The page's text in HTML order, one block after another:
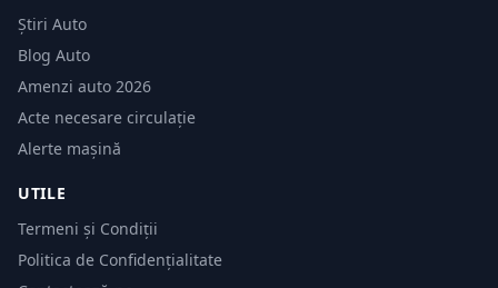
Știri Auto
Blog Auto
Amenzi auto 2026
Acte necesare circulație
Alerte mașină
UTILE
Termeni și Condiții
Politica de Confidențialitate